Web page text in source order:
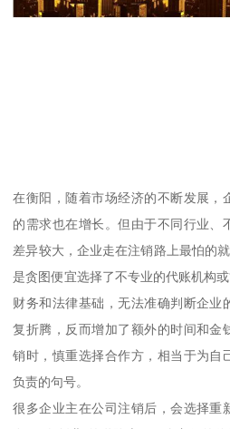
在衡阳，随着市场经济的不断发展，
的需求也在增长。但由于不同行业、
差异较大，企业走在注销路上最怕的
是贪图便宜选择了不专业的代账机构
财务和法律基础，无法准确判断企业
复折腾，反而增加了额外的时间和金
销时，慎重选择合作方，相当于为自
负责的句号。
很多企业主在公司注销后，会选择重